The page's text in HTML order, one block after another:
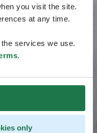
you visit the site.
at any time.
services we use.
.
only